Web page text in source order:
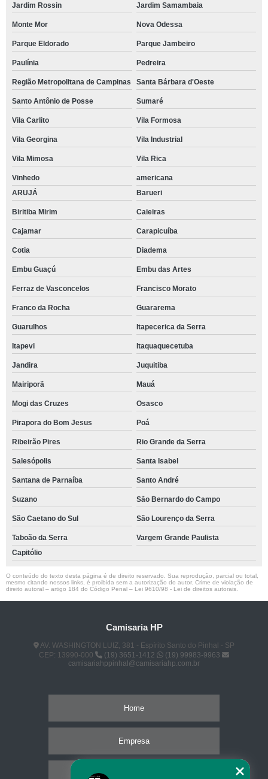
Jardim Rossin Jardim Samambaia
Monte Mor Nova Odessa
Parque Eldorado Parque Jambeiro
Paulínia Pedreira
Região Metropolitana de Campinas Santa Bárbara d'Oeste
Santo Antônio de Posse Sumaré
Vila Carlito Vila Formosa
Vila Georgina Vila Industrial
Vila Mimosa Vila Rica
Vinhedo
americana
ARUJÁ
Barueri
Biritiba Mirim Caieiras
Cajamar Carapicuíba
Cotia Diadema
Embu Guaçú Embu das Artes
Ferraz de Vasconcelos Francisco Morato
Franco da Rocha Guararema
Guarulhos Itapecerica da Serra
Itapevi Itaquaquecetuba
Jandira Juquitiba
Mairiporã Mauá
Mogi das Cruzes Osasco
Pirapora do Bom Jesus Poá
Ribeirão Pires Rio Grande da Serra
Salesópolis Santa Isabel
Santana de Parnaíba Santo André
Suzano São Bernardo do Campo
São Caetano do Sul São Lourenço da Serra
Taboão da Serra
Vargem Grande Paulista
Capitólio
O conteúdo do texto desta página é de direito reservado. Sua reprodução, parcial ou total,
mesmo citando nossos links, é proibida sem a autorização do autor. Crime de violação de
direito autoral – artigo 184 do Código Penal – Lei 9610/98 - Lei de direitos autorais
Camisaria HP
AV. WASHINGTON LUIZ, 381 - Espírito Santo do Pinhal - SP
CEP: 13990-000
(19) 3651-1412
(19) 99983-9963
camisariahppinhal@camisariahp.com.br
Home
Empresa